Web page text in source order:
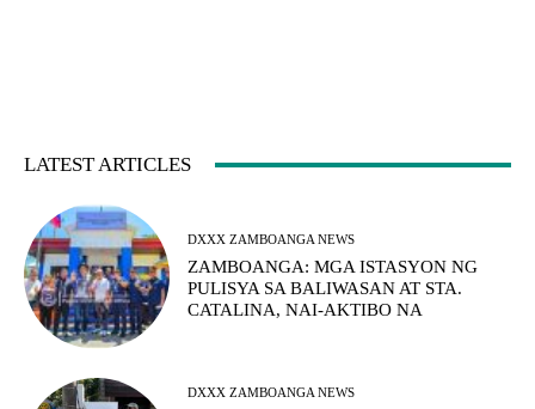
LATEST ARTICLES
DXXX ZAMBOANGA NEWS
ZAMBOANGA: MGA ISTASYON NG
PULISYA SA BALIWASAN AT STA.
CATALINA, NAI-AKTIBO NA
DXXX ZAMBOANGA NEWS